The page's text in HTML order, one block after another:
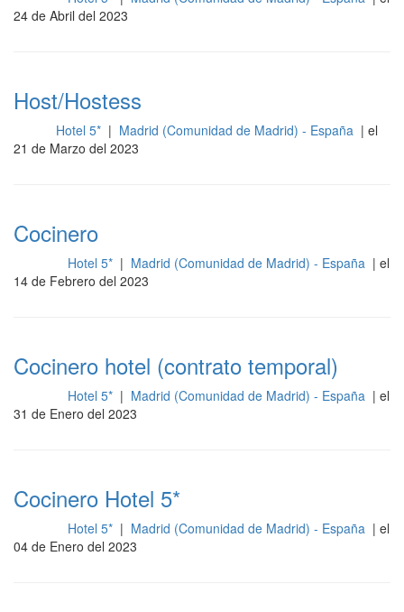
24 de Abril del 2023
Host/Hostess
Hotel 5* | Madrid (Comunidad de Madrid) - España | el
21 de Marzo del 2023
Cocinero
Hotel 5* | Madrid (Comunidad de Madrid) - España | el
14 de Febrero del 2023
Cocinero hotel (contrato temporal)
Hotel 5* | Madrid (Comunidad de Madrid) - España | el
31 de Enero del 2023
Cocinero Hotel 5*
Hotel 5* | Madrid (Comunidad de Madrid) - España | el
04 de Enero del 2023